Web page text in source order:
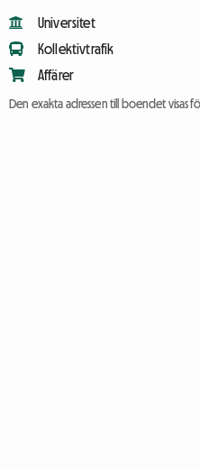
Universitet
Kollektivtrafik
Affärer
Den exakta adressen till boendet visas